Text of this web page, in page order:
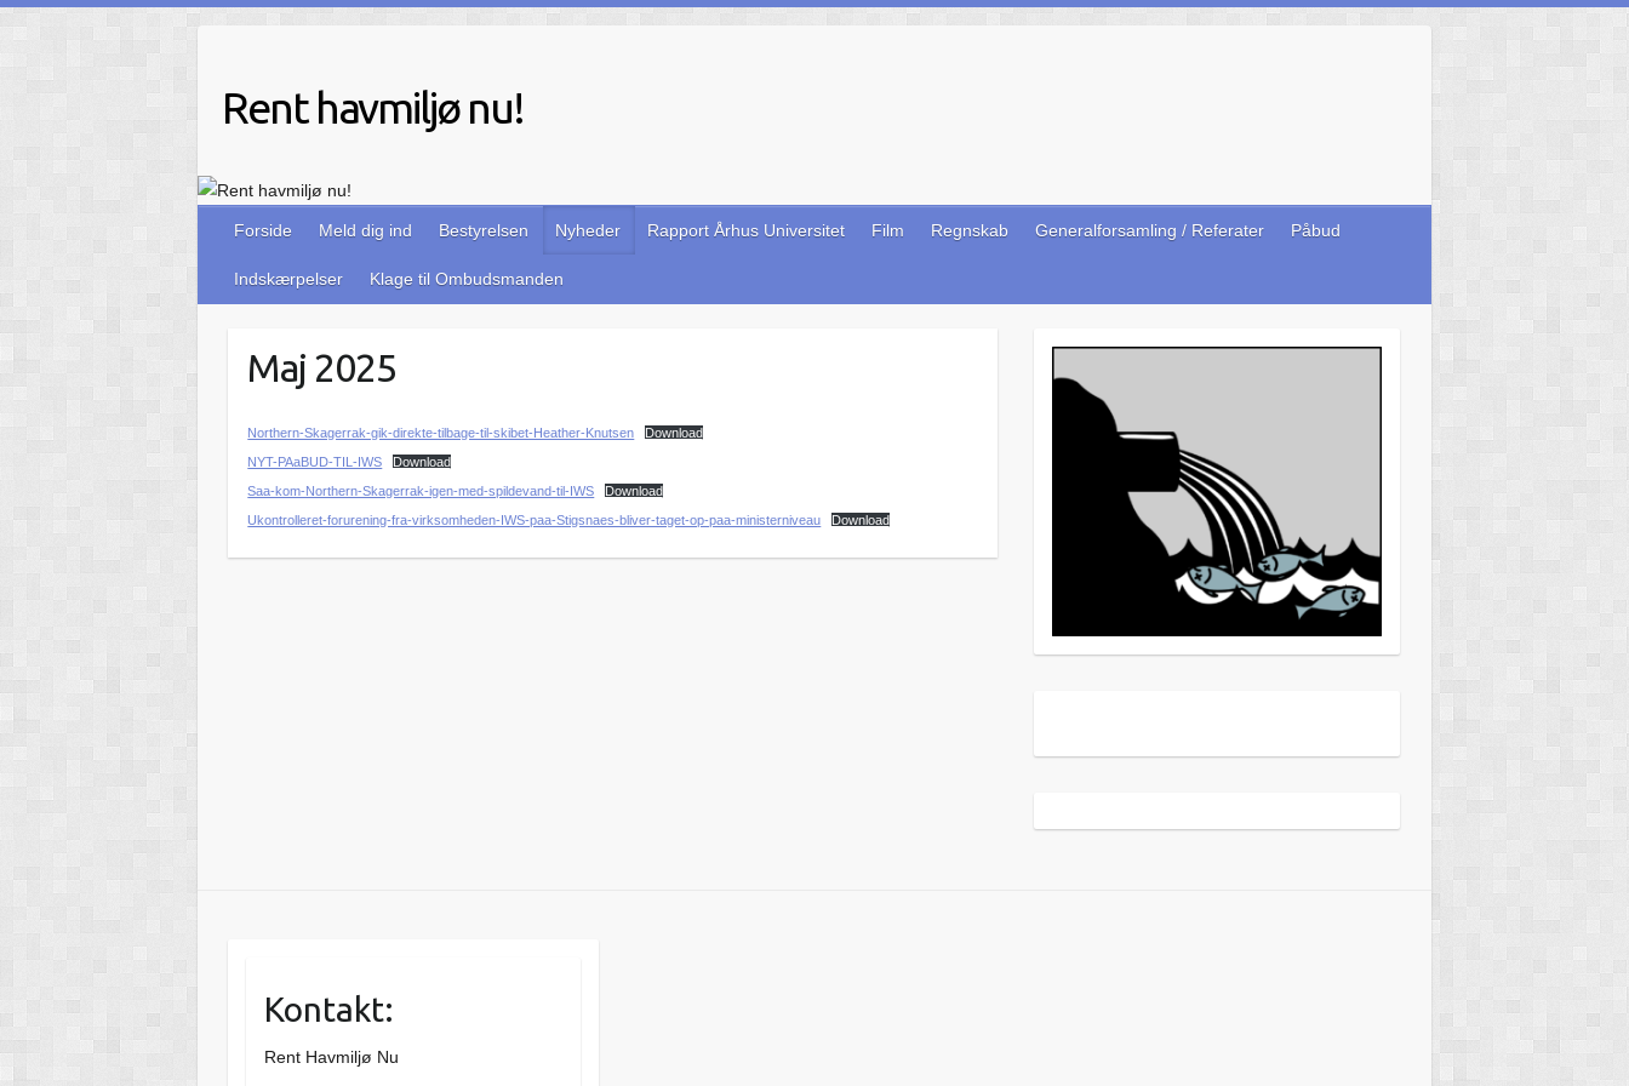
content
Rent havmiljø nu!
Forside Meld dig ind Bestyrelsen Nyheder Rapport Århus Universitet Film Regnskab Generalforsamling / Referater Påbud
Indskærpelser Klage til Ombudsmanden
Maj 2025
Northern-Skagerrak-gik-direkte-tilbage-til-skibet-Heather-Knutsen
Download
NYT-PAaBUD-TIL-IWS
Download
Saa-kom-Northern-Skagerrak-igen-med-spildevand-til-IWS
Download
Ukontrolleret-forurening-fra-virksomheden-IWS-paa-Stigsnaes-bliver-taget-op-paa-ministerniveau
Download
Kontakt:
Rent Havmiljø Nu